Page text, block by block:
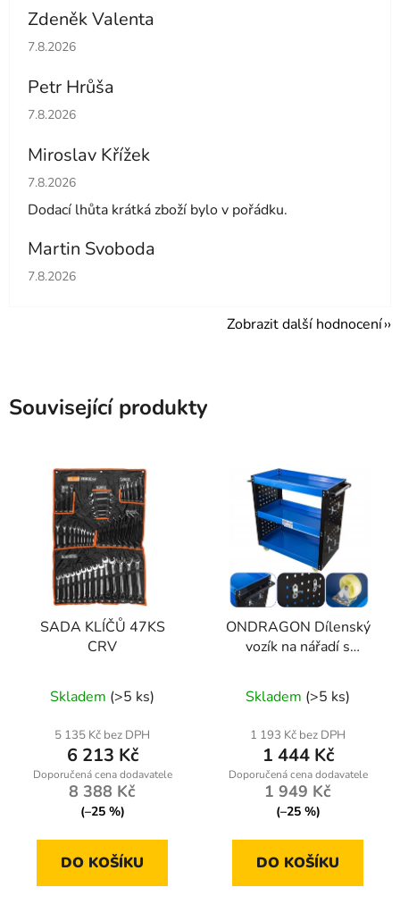
Zdeněk Valenta
Hodnocení obchodu je 5 z 5 hvězdiček.
7.8.2026
Petr Hrůša
Hodnocení obchodu je 5 z 5 hvězdiček.
7.8.2026
Miroslav Křížek
Hodnocení obchodu je 5 z 5 hvězdiček.
7.8.2026
Dodací lhůta krátká zboží bylo v pořádku.
Martin Svoboda
Hodnocení obchodu je 5 z 5 hvězdiček.
7.8.2026
Zobrazit další hodnocení
Související produkty
SADA KLÍČŮ 47KS
CRV
hodnocení
produktu
je
4,0
z
hvězdiček.
Skladem (>5 ks)
5 135 Kč bez DPH
6 213 Kč
8 388 Kč
(–25 %)
DO KOŠÍKU
ONDRAGON Dílenský
vozík na nářadí s
závěsnými háčky |
nosnost 100 kg
hodnocení
produktu
je
4,5
z
hvězdiček.
Skladem (>5 ks)
1 193 Kč bez DPH
1 444 Kč
1 949 Kč
(–25 %)
DO KOŠÍKU